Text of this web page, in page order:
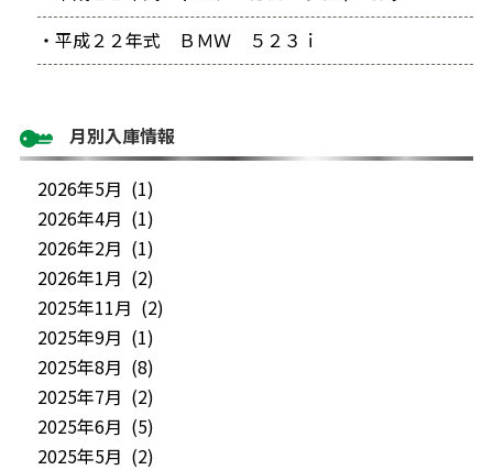
・平成２２年式 ＢＭＷ ５２３ｉ
月別入庫情報
2026年5月 (1)
2026年4月 (1)
2026年2月 (1)
2026年1月 (2)
2025年11月 (2)
2025年9月 (1)
2025年8月 (8)
2025年7月 (2)
2025年6月 (5)
2025年5月 (2)